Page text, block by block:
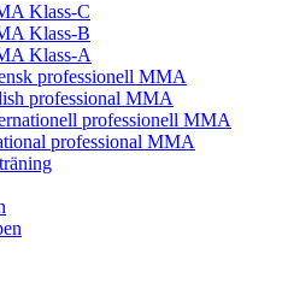
Klass-C
Klass-B
Klass-A
professionell MMA
professional MMA
professionell MMA
professional MMA